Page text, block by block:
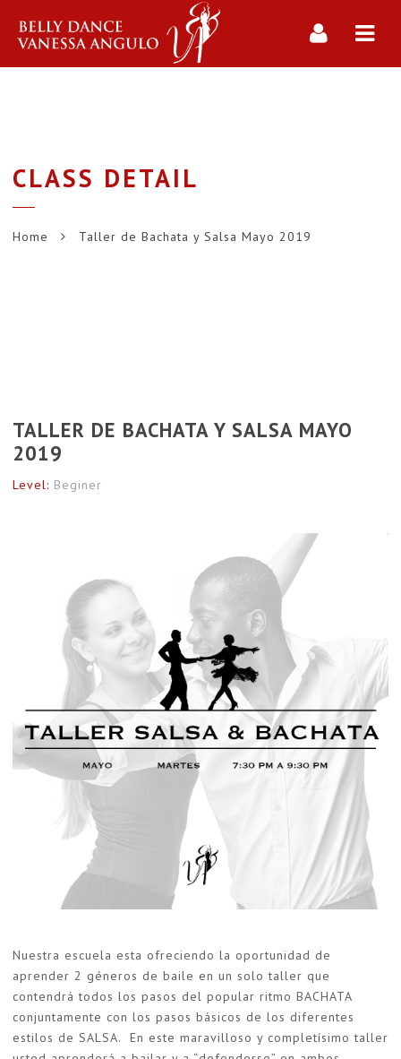
CLASS DETAIL
Home Taller de Bachata y Salsa Mayo 2019
TALLER DE BACHATA Y SALSA MAYO
2019
Level: Beginer
Nuestra escuela esta ofreciendo la oportunidad de
aprender 2 géneros de baile en un solo taller que
contendrá todos los pasos del popular ritmo BACHATA
conjuntamente con los pasos básicos de los diferentes
estilos de SALSA. En este maravilloso y completísimo taller